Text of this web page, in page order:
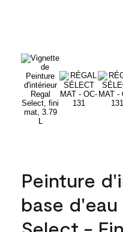
Peinture
base d'eau